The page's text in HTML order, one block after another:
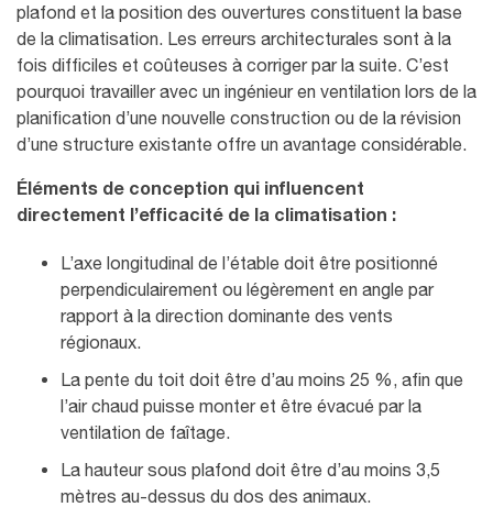
plafond et la position des ouvertures constituent la base
de la climatisation. Les erreurs architecturales sont à la
fois difficiles et coûteuses à corriger par la suite. C’est
pourquoi travailler avec un ingénieur en ventilation lors de la
planification d’une nouvelle construction ou de la révision
d’une structure existante offre un avantage considérable.
Éléments de conception qui influencent
directement l’efficacité de la climatisation :
L’axe longitudinal de l’étable doit être positionné
perpendiculairement ou légèrement en angle par
rapport à la direction dominante des vents
régionaux.
La pente du toit doit être d’au moins 25 %, afin que
l’air chaud puisse monter et être évacué par la
ventilation de faîtage.
La hauteur sous plafond doit être d’au moins 3,5
mètres au-dessus du dos des animaux.